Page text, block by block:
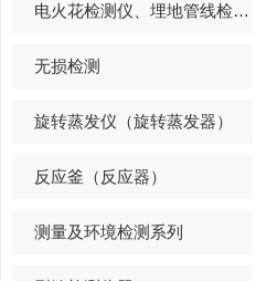
电火花检测仪、埋地管线检测仪
无损检测
旋转蒸发仪（旋转蒸发器）
反应釜（反应器）
测量及环境检测系列